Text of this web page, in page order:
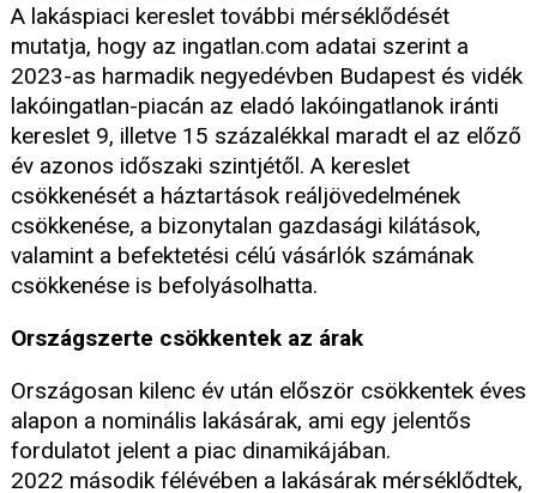
A lakáspiaci kereslet további mérséklődését
mutatja, hogy az ingatlan.com adatai szerint a
2023-as harmadik negyedévben Budapest és vidék
lakóingatlan-piacán az eladó lakóingatlanok iránti
kereslet 9, illetve 15 százalékkal maradt el az előző
év azonos időszaki szintjétől. A kereslet
csökkenését a háztartások reáljövedelmének
csökkenése, a bizonytalan gazdasági kilátások,
valamint a befektetési célú vásárlók számának
csökkenése is befolyásolhatta.
Országszerte csökkentek az árak
Országosan kilenc év után először csökkentek éves
alapon a nominális lakásárak, ami egy jelentős
fordulatot jelent a piac dinamikájában.
2022 második félévében a lakásárak mérséklődtek,